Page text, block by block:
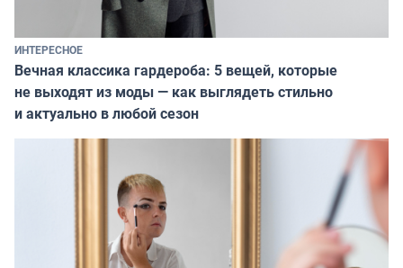
ИНТЕРЕСНОЕ
Вечная классика гардероба: 5 вещей, которые
не выходят из моды — как выглядеть стильно
и актуально в любой сезон